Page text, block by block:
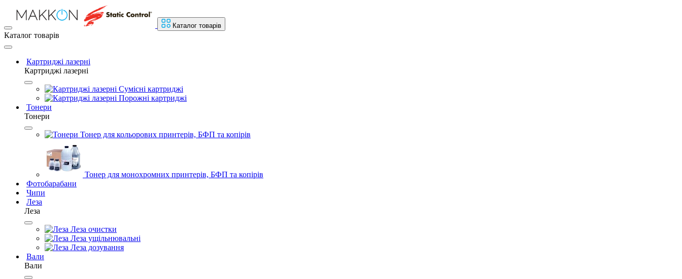
Каталог товарів
Каталог товарів
Картриджі лазерні
Картриджі лазерні
Сумісні картриджі
Порожні картриджі
Тонери
Тонери
Тонер для кольорових принтерів, БФП та копірів
Тонер для монохромних принтерів, БФП та копірів
Фотобарабани
Чипи
Леза
Леза
Леза очистки
Леза ущільнювальні
Леза дозування
Вали
Вали